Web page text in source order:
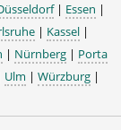
| Essen |
| Kassel |
| Nürnberg | Porta
Ulm | Würzburg |